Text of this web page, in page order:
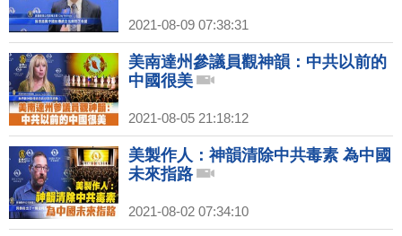
2021-08-09 07:38:31
美南達州參議員觀神韻：中共以前的
中國很美
2021-08-05 21:18:12
美製作人：神韻清除中共毒素 為中國
未來指路
2021-08-02 07:34:10